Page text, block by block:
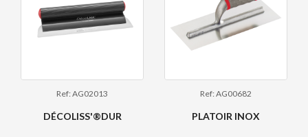
Ref: AG02013
DÉCOLISS'®DUR
Ref: AG00682
PLATOIR INOX